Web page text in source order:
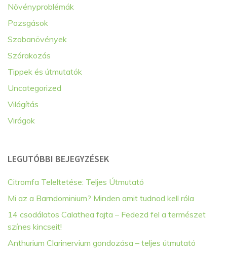
Növényproblémák
Pozsgások
Szobanövények
Szórakozás
Tippek és útmutatók
Uncategorized
Világítás
Virágok
LEGUTÓBBI BEJEGYZÉSEK
Citromfa Teleltetése: Teljes Útmutató
Mi az a Barndominium? Minden amit tudnod kell róla
14 csodálatos Calathea fajta – Fedezd fel a természet
színes kincseit!
Anthurium Clarinervium gondozása – teljes útmutató